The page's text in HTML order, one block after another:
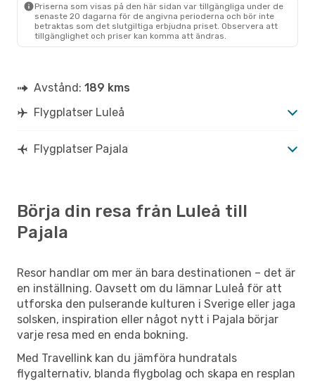
Mån 28 Sep.- Tis 6 Okt.
FlexflightsDirekt
LLA
- PJA
FlexflightsDirekt
PJA- LLA
LLA- PJA
Flexflights Direkt
PJA- LLA
Priserna som visas på den här sidan var tillgängliga under de
senaste 20 dagarna för de angivna perioderna och bör inte
betraktas som det slutgiltiga erbjudna priset. Observera att
tillgänglighet och priser kan komma att ändras.
Avstånd: 189 kms
Flygplatser Luleå
Flygplatser Pajala
Börja din resa från Luleå till
Pajala
Resor handlar om mer än bara destinationen – det är
en inställning. Oavsett om du lämnar Luleå för att
utforska den pulserande kulturen i Sverige eller jaga
solsken, inspiration eller något nytt i Pajala börjar
varje resa med en enda bokning.
Med Travellink kan du jämföra hundratals
flygalternativ, blanda flygbolag och skapa en resplan